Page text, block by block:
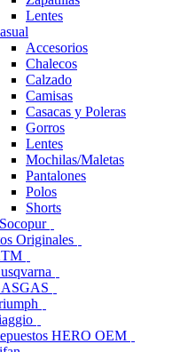
Lentes
Accesorios
Chalecos
Calzado
Camisas
Casacas y Poleras
Gorros
Lentes
Mochilas/Maletas
Pantalones
Polos
Shorts
Originales
HERO OEM